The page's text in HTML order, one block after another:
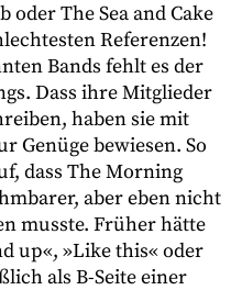
oder The Sea and Cake
Referenzen!
Bands fehlt es der
Dass ihre Mitglieder
haben sie mit
Genüge bewiesen. So
dass The Morning
aber eben nicht
musste. Früher hätte
up«, »Like this« oder
als B-Seite einer